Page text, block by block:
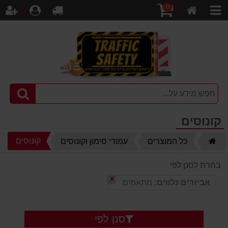
קטגוריות
קניות
0
לקופה
קונוסים
כל המוצרים עמודי סימון וקונוסים קונוסים
בחרת לסנן לפי
אביזרים נלווים: מתאמים X
סנן לפי